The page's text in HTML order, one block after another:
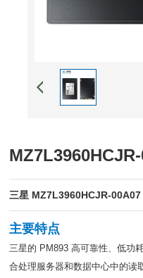
三星 MZ7L3960HCJR-
主要特点
三星的 PM893 高可靠性、低功
合处理服务器和数据中心中的读